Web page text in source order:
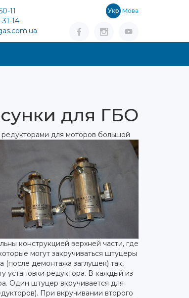
11
14
Укр Мова
для ГБО
для моторов большой
конструкцией верхней части, где
могут закручиваться штуцеры
(после демонтажа заглушек) так,
установки редуктора. В каждый из
Один штуцер вкручивается для
При вкручивании второго